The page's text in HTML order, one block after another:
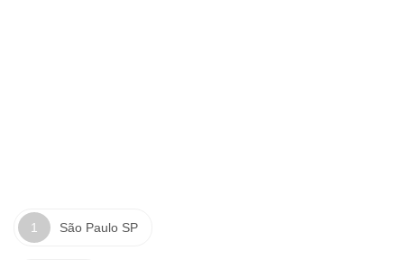
São Paulo SP